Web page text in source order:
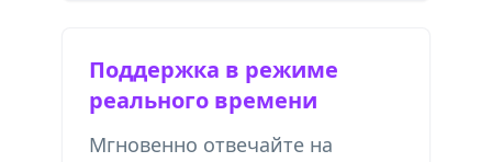
Поддержка в режиме
реального времени
Мгновенно отвечайте на